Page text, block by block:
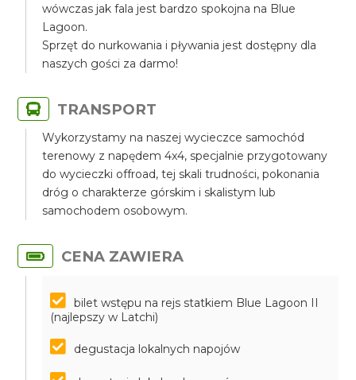
wówczas jak fala jest bardzo spokojna na Blue
Lagoon.
Sprzęt do nurkowania i pływania jest dostępny dla
naszych gości za darmo!
TRANSPORT
Wykorzystamy na naszej wycieczce samochód
terenowy z napędem 4x4, specjalnie przygotowany
do wycieczki offroad, tej skali trudności, pokonania
dróg o charakterze górskim i skalistym lub
samochodem osobowym.
CENA ZAWIERA
bilet wstępu na rejs statkiem Blue Lagoon II
(najlepszy w Latchi)
degustacja lokalnych napojów